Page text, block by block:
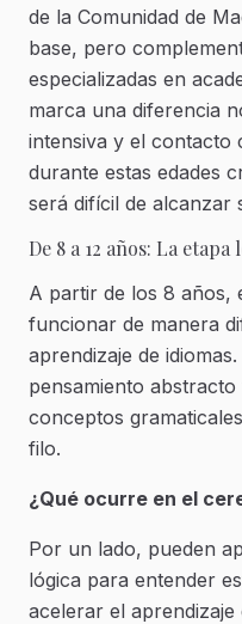
de la Comunidad de
base, pero
especializadas en
marca una diferencia
intensiva y el contacto
durante estas edades
será difícil de alcanzar
De 8 a 12 años: La
A partir de los 8 años,
funcionar de manera
aprendizaje de
pensamiento
conceptos
filo.
¿Qué ocurre en el
Por un lado, pueden
lógica para entender
acelerar el